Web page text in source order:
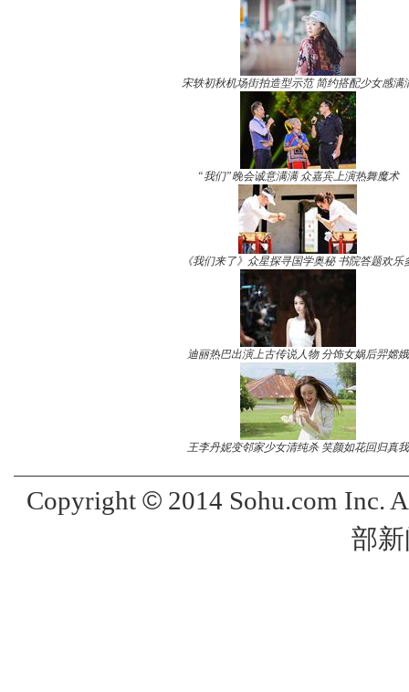
宋轶初秋机场街拍造型示范 简约搭配少女感满
“我们”晚会诚意满满 众嘉宾上演热舞魔术
《我们来了》众星探寻国学奥秘 书院答题欢乐
迪丽热巴出演上古传说人物 分饰女娲后羿嫦娥
王李丹妮变邻家少女清纯杀 笑颜如花回归真我
Copyright ©2014 Sohu.com Inc.
部